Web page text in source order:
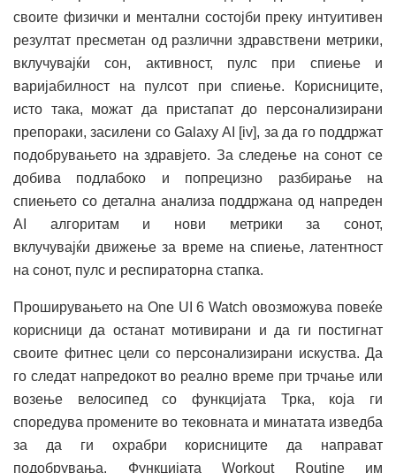
своите физички и ментални состојби преку интуитивен
резултат пресметан од различни здравствени метрики,
вклучувајќи сон, активност, пулс при спиење и
варијабилност на пулсот при спиење. Корисниците,
исто така, можат да пристапат до персонализирани
препораки, засилени со Galaxy AI [iv], за да го поддржат
подобрувањето на здравјето. За следење на сонот се
добива подлабоко и попрецизно разбирање на
спиењето со детална анализа поддржана од напреден
AI алгоритам и нови метрики за сонот,
вклучувајќи движење за време на спиење, латентност
на сонот, пулс и респираторна стапка.
Проширувањето на One UI 6 Watch овозможува повеќе
корисници да останат мотивирани и да ги постигнат
своите фитнес цели со персонализирани искуства. Да
го следат напредокот во реално време при трчање или
возење велосипед со функцијата Трка, која ги
споредува промените во тековната и минатата изведба
за да ги охрабри корисниците да направат
подобрувања. Функцијата Workout Routine им